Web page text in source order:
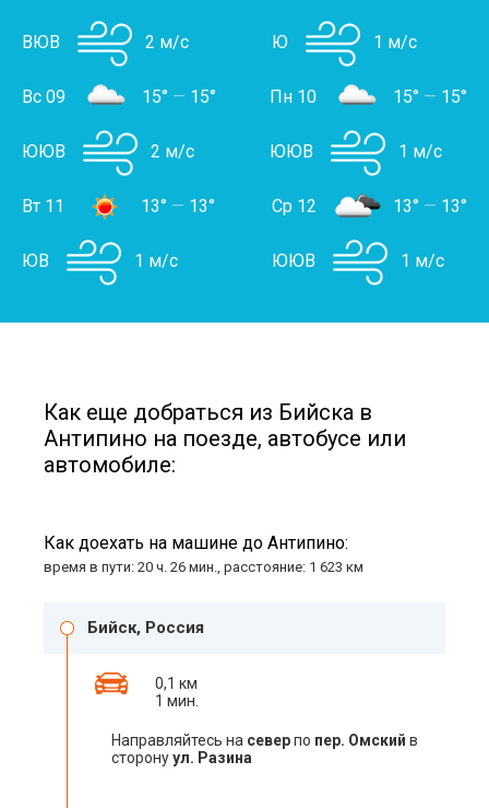
ВЮВ 2 м/с Ю 1 м/с
Вс 09 15° — 15°
ЮЮВ 2 м/с
Пн 10 15° — 15°
ЮЮВ 1 м/с
Вт 11 13° — 13°
ЮВ 1 м/с
Ср 12 13° — 13°
ЮЮВ 1 м/с
Как еще добраться из Бийска в
Антипино на поезде, автобусе или
автомобиле:
Как доехать на машине до Антипино:
время в пути: 20 ч. 26 мин., расстояние: 1 623 км
Бийск, Россия
0,1 км
1 мин.
Направляйтесь на северпо пер. Омский в
сторонуул. Разина